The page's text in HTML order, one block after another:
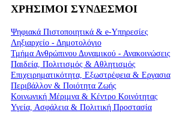
ΧΡΗΣΙΜΟΙ ΣΥΝΔΕΣΜΟΙ
Ψηφιακά Πιστοποιητικά & e-Υπηρεσίες
Ληξιαρχείο - Δημοτολόγιο
Τμήμα Ανθρώπινου Δυναμικού - Ανακοινώσεις
Παιδεία, Πολιτισμός & Αθλητισμός
Επιχειρηματικότητα, Εξωστρέφεια & Εργασια
Περιβάλλον & Ποιότητα Ζωής
Kοινωνική Μέριμνα & Κέντρο Κοινότητας
Υγεία, Ασφάλεια & Πολιτική Προστασία